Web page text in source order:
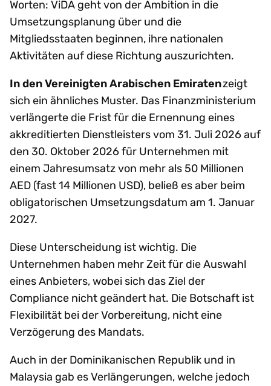
Worten: ViDA geht von der Ambition in die
Umsetzungsplanung über und die
Mitgliedsstaaten beginnen, ihre nationalen
Aktivitäten auf diese Richtung auszurichten.
In den Vereinigten Arabischen Emiratenzeigt
sich ein ähnliches Muster. Das Finanzministerium
verlängerte die Frist für die Ernennung eines
akkreditierten Dienstleisters vom 31. Juli 2026 auf
den 30. Oktober 2026 für Unternehmen mit
einem Jahresumsatz von mehr als 50 Millionen
AED (fast 14 Millionen USD), beließ es aber beim
obligatorischen Umsetzungsdatum am 1. Januar
2027.
Diese Unterscheidung ist wichtig. Die
Unternehmen haben mehr Zeit für die Auswahl
eines Anbieters, wobei sich das Ziel der
Compliance nicht geändert hat. Die Botschaft ist
Flexibilität bei der Vorbereitung, nicht eine
Verzögerung des Mandats.
Auch in der Dominikanischen Republik und in
Malaysia gab es Verlängerungen, welche jedoch